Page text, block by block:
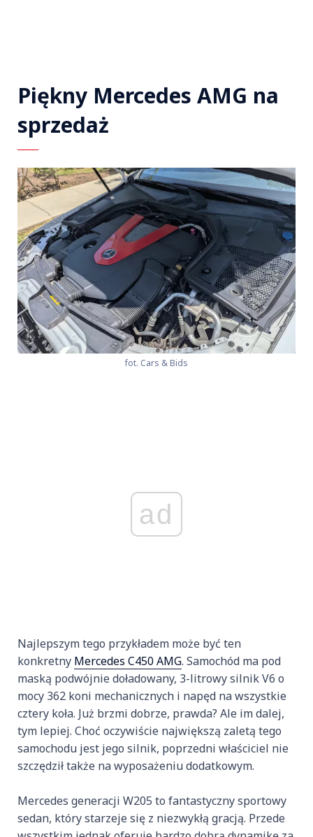
Piękny Mercedes AMG na
sprzedaż
fot. Cars & Bids
ad
Najlepszym tego przykładem może być ten
konkretny Mercedes C450 AMG. Samochód ma pod
maską podwójnie doładowany, 3-litrowy silnik V6 o
mocy 362 koni mechanicznych i napęd na wszystkie
cztery koła. Już brzmi dobrze, prawda? Ale im dalej,
tym lepiej. Choć oczywiście największą zaletą tego
samochodu jest jego silnik, poprzedni właściciel nie
szczędził także na wyposażeniu dodatkowym.
Mercedes generacji W205 to fantastyczny sportowy
sedan, który starzeje się z niezwykłą gracją. Przede